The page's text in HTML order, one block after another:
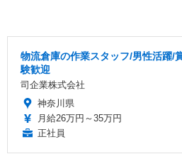
物流倉庫の作業スタッフ/男性活躍/
験歓迎
司企業株式会社
神奈川県
月給26万円～35万円
正社員